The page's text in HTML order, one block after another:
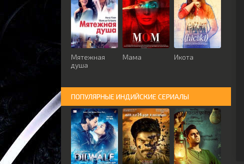
Мятежная
душа
Мама Икота
ПОПУЛЯРНЫЕ ИНДИЙСКИЕ СЕРИАЛЫ